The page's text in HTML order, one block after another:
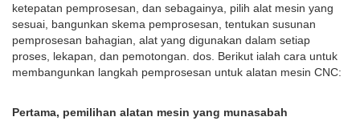
ketepatan pemprosesan, dan sebagainya, pilih alat mesin yang
sesuai, bangunkan skema pemprosesan, tentukan susunan
pemprosesan bahagian, alat yang digunakan dalam setiap
proses, lekapan, dan pemotongan. dos. Berikut ialah cara untuk
membangunkan langkah pemprosesan untuk alatan mesin CNC:
Pertama, pemilihan alatan mesin yang munasabah